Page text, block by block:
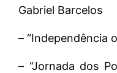
Gabriel Barcelos
– “Independência
– “Jornada dos